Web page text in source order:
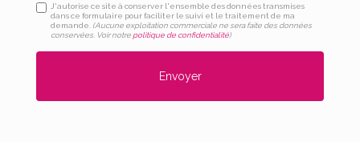
J'autorise ce site à conserver l'ensemble des données transmises
dans ce formulaire pour faciliter le suivi et le traitement de ma
demande. (Aucune exploitation commerciale ne sera faite des données
conservées. Voir notre politique de confidentialité)